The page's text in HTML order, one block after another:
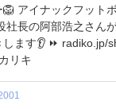
ブ株
share/?
ャカリキ